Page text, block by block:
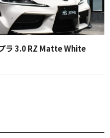
ラ 3.0 RZ Matte White